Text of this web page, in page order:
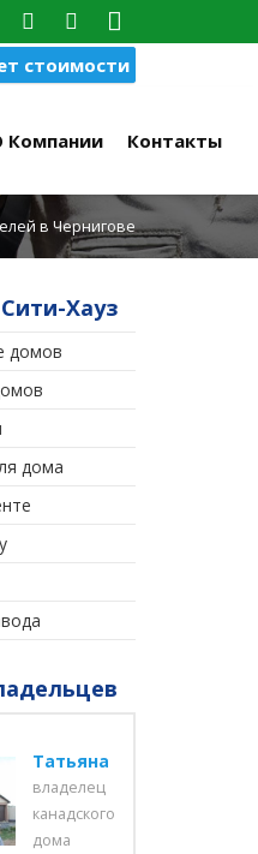
стоимости
Компании Контакты
в Чернигове
Хауз
домов
дома
Татьяна
владелец
канадского
дома